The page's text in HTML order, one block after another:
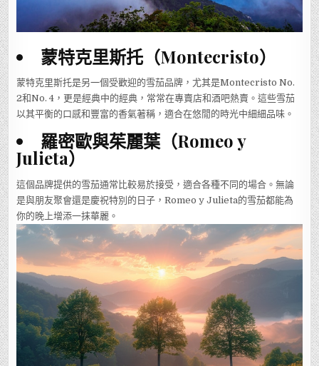
蒙特克里斯托（Montecristo）
蒙特克里斯托是另一個受歡迎的雪茄品牌，尤其是Montecristo No.
2和No. 4，更是經典中的經典，常常在專賣店和酒吧熱賣。這些雪茄
以其平衡的口感和豐富的香氣著稱，適合在悠閒的時光中細細品味。
羅密歐與茱麗葉（Romeo y
Julieta）
這個品牌提供的雪茄通常比較易於接受，適合各種不同的場合。無論
是與朋友聚會還是慶祝特別的日子，Romeo y Julieta的雪茄都能為
你的晚上增添一抹華麗。